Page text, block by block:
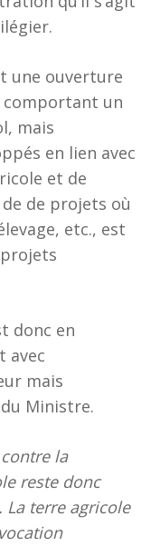
une ouverture
un
mais
en lien avec
et de
de de projets où
etc., est
donc en
avec
mais
Ministre.
la
reste donc
La terre agricole